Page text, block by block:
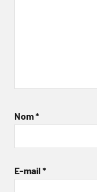
Nom*
E-mail *